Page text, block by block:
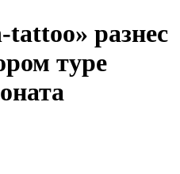
tattoo» разнес
туре